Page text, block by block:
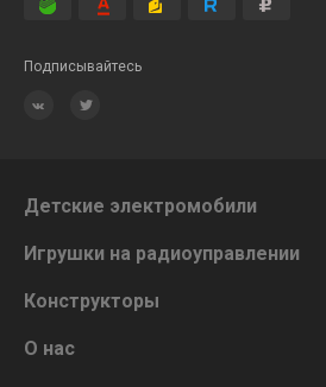
Подписывайтесь
Детские электромобили
Игрушки на радиоуправлении
Конструкторы
О нас